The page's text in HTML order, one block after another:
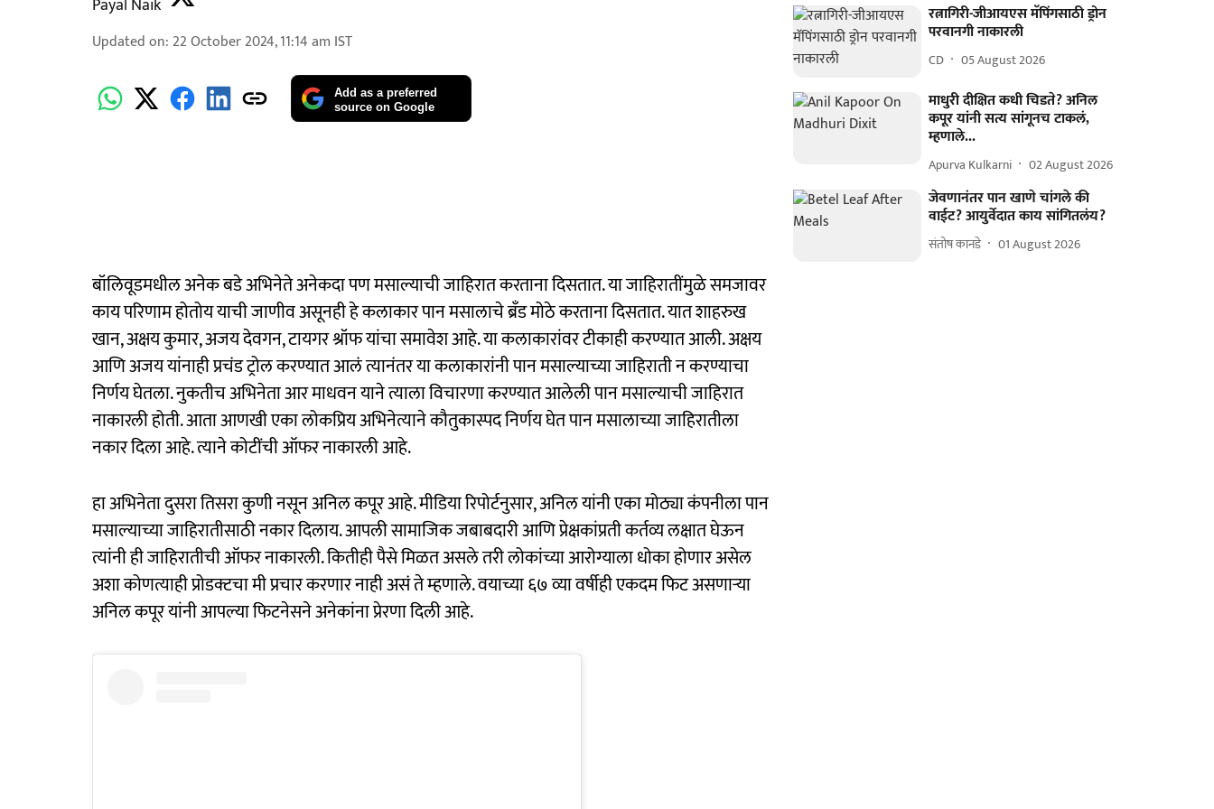
Payal Naik
Updated on: 22 October 2024, 11:14 am IST
Add as a preferred
source on Google
बॉलिवूडमधील अनेक बडे अभिनेते अनेकदा पण मसाल्याची जाहिरात करताना दिसतात. या जाहिरातींमुळे समजावर
काय परिणाम होतोय याची जाणीव असूनही हे कलाकार पान मसालाचे ब्रँड मोठे करताना दिसतात. यात शाहरुख
खान, अक्षय कुमार, अजय देवगन, टायगर श्रॉफ यांचा समावेश आहे. या कलाकारांवर टीकाही करण्यात आली. अक्षय
आणि अजय यांनाही प्रचंड ट्रोल करण्यात आलं त्यानंतर या कलाकारांनी पान मसाल्याच्या जाहिराती न करण्याचा
निर्णय घेतला. नुकतीच अभिनेता आर माधवन याने त्याला विचारणा करण्यात आलेली पान मसाल्याची जाहिरात
नाकारली होती. आता आणखी एका लोकप्रिय अभिनेत्याने कौतुकास्पद निर्णय घेत पान मसालाच्या जाहिरातीला
नकार दिला आहे. त्याने कोटींची ऑफर नाकारली आहे.
हा अभिनेता दुसरा तिसरा कुणी नसून अनिल कपूर आहे. मीडिया रिपोर्टनुसार, अनिल यांनी एका मोठ्या कंपनीला पान
मसाल्याच्या जाहिरातीसाठी नकार दिलाय. आपली सामाजिक जबाबदारी आणि प्रेक्षकांप्रती कर्तव्य लक्षात घेऊन
त्यांनी ही जाहिरातीची ऑफर नाकारली. कितीही पैसे मिळत असले तरी लोकांच्या आरोग्याला धोका होणार असेल
अशा कोणत्याही प्रोडक्टचा मी प्रचार करणार नाही असं ते म्हणाले. वयाच्या ६७ व्या वर्षीही एकदम फिट असणाऱ्या
अनिल कपूर यांनी आपल्या फिटनेसने अनेकांना प्रेरणा दिली आहे.
रत्नागिरी-जीआयएस मॅपिंगसाठी ड्रोन
परवानगी नाकारली
CD 05 August 2026
माधुरी दीक्षित कधी चिडते? अनिल
कपूर यांनी सत्य सांगूनच टाकलं,
म्हणाले...
Apurva Kulkarni 02 August 2026
जेवणानंतर पान खाणे चांगले की
वाईट? आयुर्वेदात काय सांगितलंय?
संतोष कानडे 01 August 2026